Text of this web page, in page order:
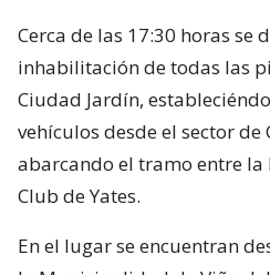
Cerca de las 17:30 horas se
inhabilitación de todas las
Ciudad Jardín,
vehículos desde el sector de
abarcando el tramo entre la
Club de Yates.
En el lugar se encuentran